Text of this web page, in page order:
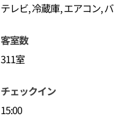
テレビ, 冷蔵庫, エアコン,
客室数
311室
チェックイン
15:00